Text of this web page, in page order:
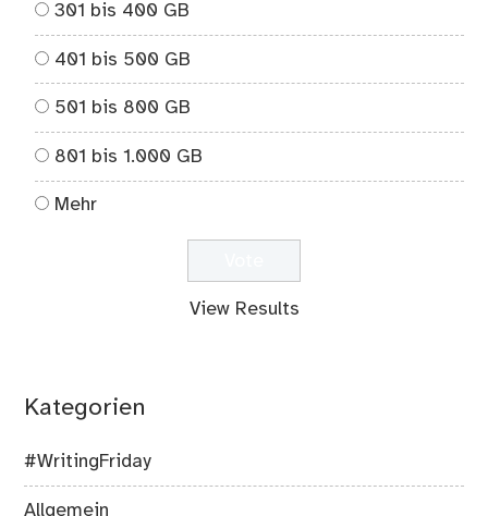
301 bis 400 GB
401 bis 500 GB
501 bis 800 GB
801 bis 1.000 GB
Mehr
View Results
Kategorien
#WritingFriday
Allgemein